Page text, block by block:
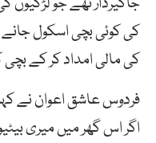
کی کوئی بچی اسکول جانے
کی مالی امداد کر کے
فردوس عاشق اعوان نے
اگر اس گھر میں میری